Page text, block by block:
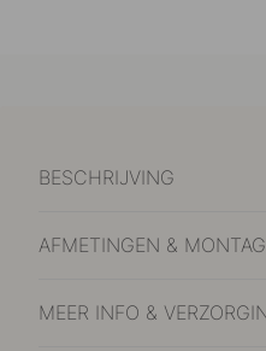
BESCHRIJVING
AFMETINGEN &
MEER INFO &